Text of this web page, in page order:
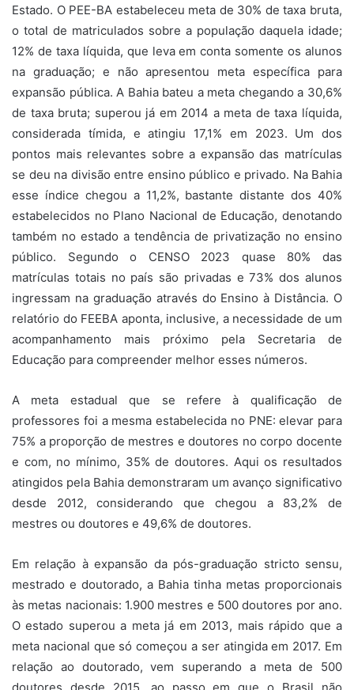
Estado. O PEE-BA estabeleceu meta de 30% de taxa bruta,
o total de matriculados sobre a população daquela idade;
12% de taxa líquida, que leva em conta somente os alunos
na graduação; e não apresentou meta específica para
expansão pública. A Bahia bateu a meta chegando a 30,6%
de taxa bruta; superou já em 2014 a meta de taxa líquida,
considerada tímida, e atingiu 17,1% em 2023. Um dos
pontos mais relevantes sobre a expansão das matrículas
se deu na divisão entre ensino público e privado. Na Bahia
esse índice chegou a 11,2%, bastante distante dos 40%
estabelecidos no Plano Nacional de Educação, denotando
também no estado a tendência de privatização no ensino
público. Segundo o CENSO 2023 quase 80% das
matrículas totais no país são privadas e 73% dos alunos
ingressam na graduação através do Ensino à Distância. O
relatório do FEEBA aponta, inclusive, a necessidade de um
acompanhamento mais próximo pela Secretaria de
Educação para compreender melhor esses números.
A meta estadual que se refere à qualificação de
professores foi a mesma estabelecida no PNE: elevar para
75% a proporção de mestres e doutores no corpo docente
e com, no mínimo, 35% de doutores. Aqui os resultados
atingidos pela Bahia demonstraram um avanço significativo
desde 2012, considerando que chegou a 83,2% de
mestres ou doutores e 49,6% de doutores.
Em relação à expansão da pós-graduação stricto sensu,
mestrado e doutorado, a Bahia tinha metas proporcionais
às metas nacionais: 1.900 mestres e 500 doutores por ano.
O estado superou a meta já em 2013, mais rápido que a
meta nacional que só começou a ser atingida em 2017. Em
relação ao doutorado, vem superando a meta de 500